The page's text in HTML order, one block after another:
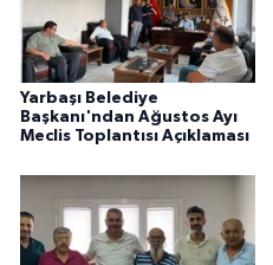
Yarbaşı Belediye
Başkanı'ndan Ağustos Ayı
Meclis Toplantısı Açıklaması